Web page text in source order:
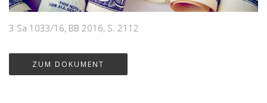
3 Sa 1033/16, BB 2016, S. 2112
ZUM DOKUMENT